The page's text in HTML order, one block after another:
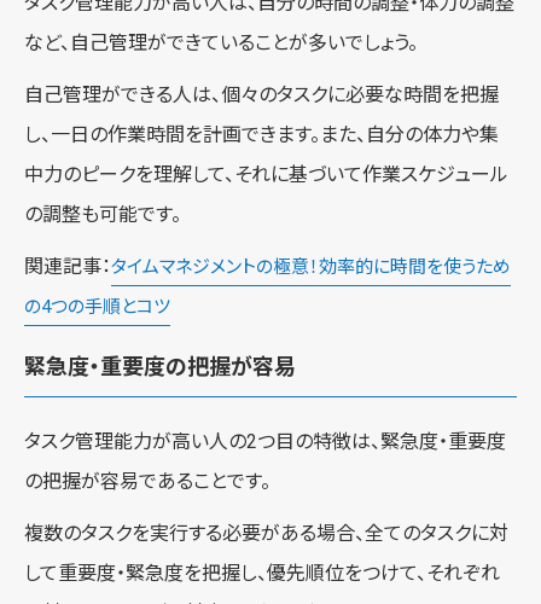
など、自己管理ができていることが多いでしょう。
自己管理ができる人は、個々のタスクに必要な時間を把握
し、一日の作業時間を計画できます。また、自分の体力や集
中力のピークを理解して、それに基づいて作業スケジュール
の調整も可能です。
関連記事：タイムマネジメントの極意！効率的に時間を使うため
の4つの手順とコツ
緊急度・重要度の把握が容易
タスク管理能力が高い人の2つ目の特徴は、緊急度・重要度
の把握が容易であることです。
複数のタスクを実行する必要がある場合、全てのタスクに対
して重要度・緊急度を把握し、優先順位をつけて、それぞれ